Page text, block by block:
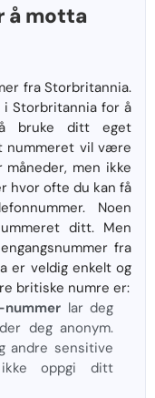
å motta
fra Storbritannia.
Storbritannia for å
bruke ditt eget
nummeret vil være
men ikke
hvor ofte du kan få
Noen
ditt. Men
fra
er veldig enkelt og
britiske numre er:
lar deg
deg anonym.
andre sensitive
oppgi ditt